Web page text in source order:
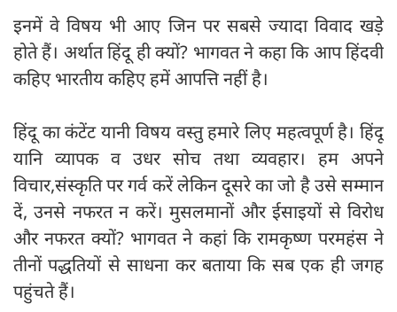
इनमें वे विषय भी आए जिन पर सबसे ज्यादा विवाद खड़े
होते हैं। अर्थात हिंदू ही क्यों? भागवत ने कहा कि आप हिंदवी
कहिए भारतीय कहिए हमें आपत्ति नहीं है।
हिंदू का कंटेंट यानी विषय वस्तु हमारे लिए महत्वपूर्ण है। हिंदू
यानि व्यापक व उधर सोच तथा व्यवहार। हम अपने
विचार,संस्कृति पर गर्व करें लेकिन दूसरे का जो है उसे सम्मान
दें, उनसे नफरत न करें। मुसलमानों और ईसाइयों से विरोध
और नफरत क्यों? भागवत ने कहां कि रामकृष्ण परमहंस ने
तीनों पद्धतियों से साधना कर बताया कि सब एक ही जगह
पहुंचते हैं।